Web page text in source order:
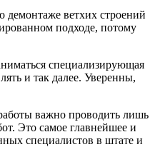
демонтаже ветхих строений
подходе, потому
специализирующая
и так далее. Уверенны,
важно проводить лишь
Это самое главнейшее и
специалистов в штате и